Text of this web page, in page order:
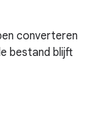
converteren
bestand blijft